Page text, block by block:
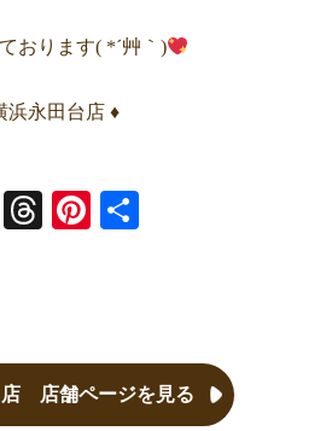
おります( *´艸｀)
浜永田台店 ♦
Twitter Threads Pinterest
店 店舗ページを見る